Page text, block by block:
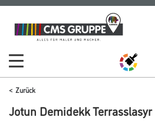
Zum
Inhalt
Zum
Navigationsmenü
Zurück
Jotun Demidekk Terrasslasyr